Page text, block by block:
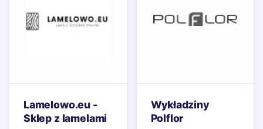
Lamelowo.eu -
Sklep z lamelami
Wykładziny
Polflor